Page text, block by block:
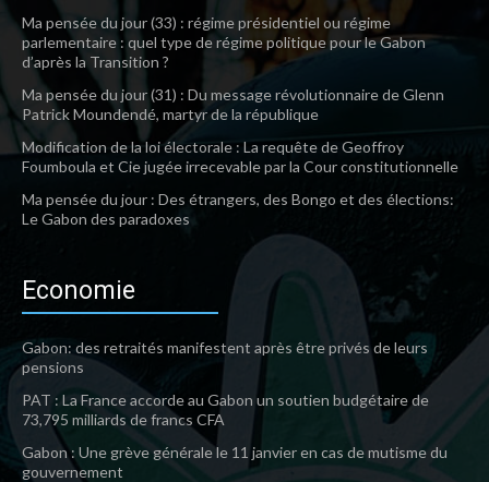
Ma pensée du jour (33) : régime présidentiel ou régime
parlementaire : quel type de régime politique pour le Gabon
d’après la Transition ?
Ma pensée du jour (31) : Du message révolutionnaire de Glenn
Patrick Moundendé, martyr de la république
Modification de la loi électorale : La requête de Geoffroy
Foumboula et Cie jugée irrecevable par la Cour constitutionnelle
Ma pensée du jour : Des étrangers, des Bongo et des élections:
Le Gabon des paradoxes
Economie
Gabon: des retraités manifestent après être privés de leurs
pensions
PAT : La France accorde au Gabon un soutien budgétaire de
73,795 milliards de francs CFA
Gabon : Une grève générale le 11 janvier en cas de mutisme du
gouvernement